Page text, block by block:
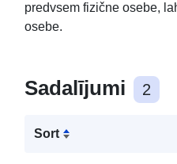
predvsem fizične osebe,
osebe.
Sadalījumi 2
Sort